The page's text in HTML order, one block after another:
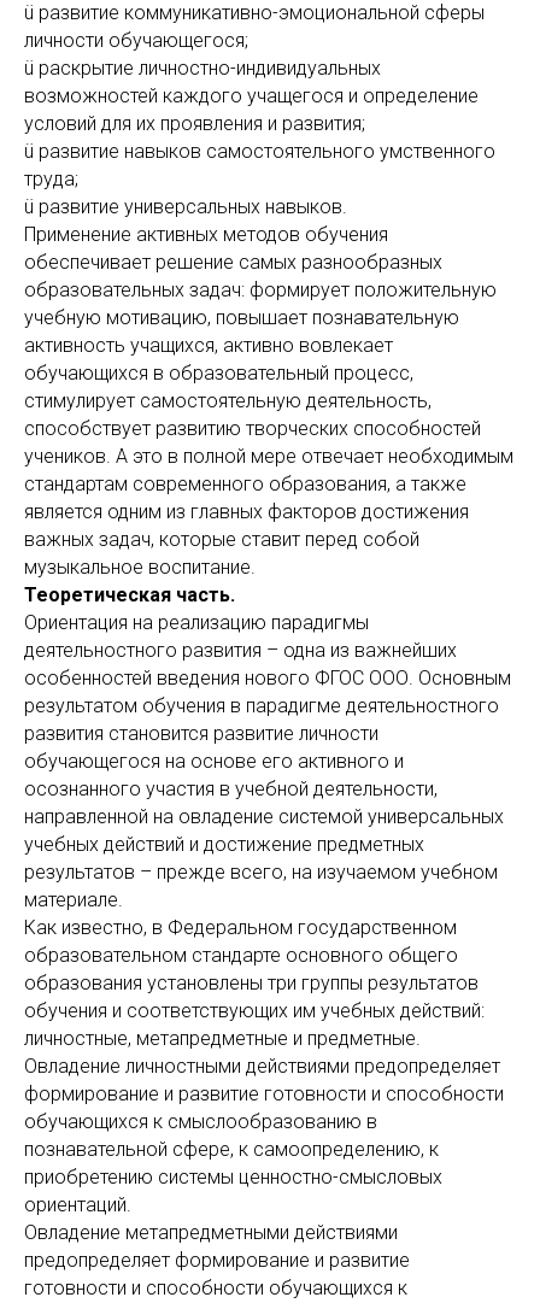
ü развитие коммуникативно-эмоциональной сферы
личности обучающегося;
ü раскрытие личностно-индивидуальных
возможностей каждого учащегося и определение
условий для их проявления и развития;
ü развитие навыков самостоятельного умственного
труда;
ü развитие универсальных навыков.
Применение активных методов обучения
обеспечивает решение самых разнообразных
образовательных задач: формирует положительную
учебную мотивацию, повышает познавательную
активность учащихся, активно вовлекает
обучающихся в образовательный процесс,
стимулирует самостоятельную деятельность,
способствует развитию творческих способностей
учеников. А это в полной мере отвечает необходимым
стандартам современного образования, а также
является одним из главных факторов достижения
важных задач, которые ставит перед собой
музыкальное воспитание.
Теоретическая часть.
Ориентация на реализацию парадигмы
деятельностного развития – одна из важнейших
особенностей введения нового ФГОС ООО. Основным
результатом обучения в парадигме деятельностного
развития становится развитие личности
обучающегося на основе его активного и
осознанного участия в учебной деятельности,
направленной на овладение системой универсальных
учебных действий и достижение предметных
результатов – прежде всего, на изучаемом учебном
материале.
Как известно, в Федеральном государственном
образовательном стандарте основного общего
образования установлены три группы результатов
обучения и соответствующих им учебных действий:
личностные, метапредметные и предметные.
Овладение личностными действиями предопределяет
формирование и развитие готовности и способности
обучающихся к смыслообразованию в
познавательной сфере, к самоопределению, к
приобретению системы ценностно-смысловых
ориентаций.
Овладение метапредметными действиями
предопределяет формирование и развитие
готовности и способности обучающихся к